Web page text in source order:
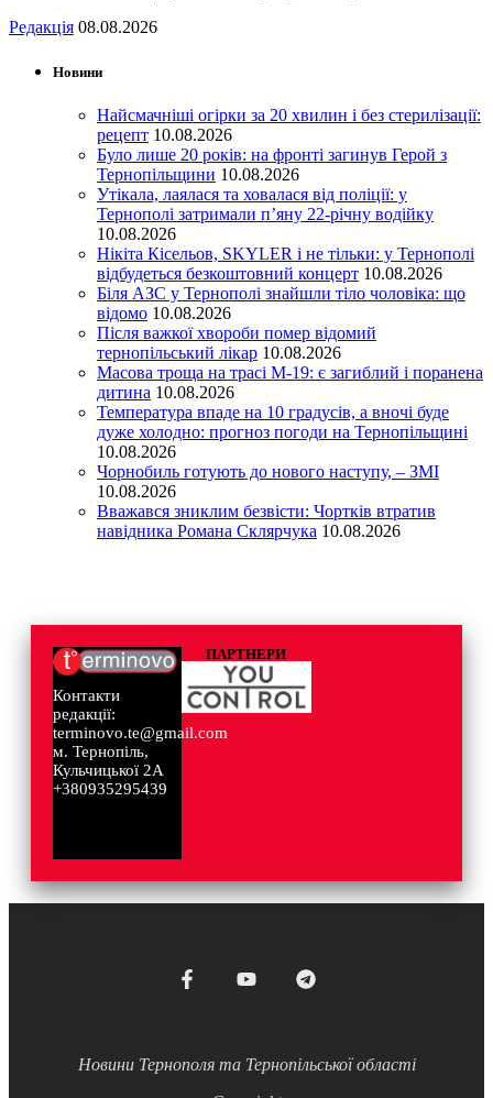
Редакція 08.08.2026
Новини
Найсмачніші огірки за 20 хвилин і без стерилізації:
рецепт 10.08.2026
Було лише 20 років: на фронті загинув Герой з
Тернопільщини 10.08.2026
Утікала, лаялася та ховалася від поліції: у
Тернополі затримали п’яну 22-річну водійку
10.08.2026
Нікіта Кісельов, SKYLER і не тільки: у Тернополі
відбудеться безкоштовний концерт 10.08.2026
Біля АЗС у Тернополі знайшли тіло чоловіка: що
відомо 10.08.2026
Після важкої хвороби помер відомий
тернопільський лікар 10.08.2026
Масова троща на трасі М-19: є загиблий і поранена
дитина 10.08.2026
Температура впаде на 10 градусів, а вночі буде
дуже холодно: прогноз погоди на Тернопільщині
10.08.2026
Чорнобиль готують до нового наступу, – ЗМІ
10.08.2026
Вважався зниклим безвісти: Чортків втратив
навідника Романа Склярчука 10.08.2026
Контакти
редакції:
terminovo.te@gmail.com
м. Тернопіль,
Кульчицької 2А
+380935295439
ПАРТНЕРИ
Новини Тернополя та Тернопільської області